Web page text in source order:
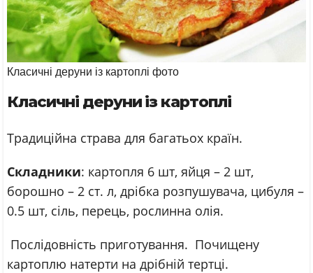
Класичні деруни із картоплі фото
Класичні деруни із картоплі
Традиційна страва для багатьох країн.
Складники: картопля 6 шт, яйця – 2 шт,
борошно – 2 ст. л, дрібка розпушувача, цибуля –
0.5 шт, сіль, перець, рослинна олія.
Послідовність приготування. Почищену
картоплю натерти на дрібній тертці.